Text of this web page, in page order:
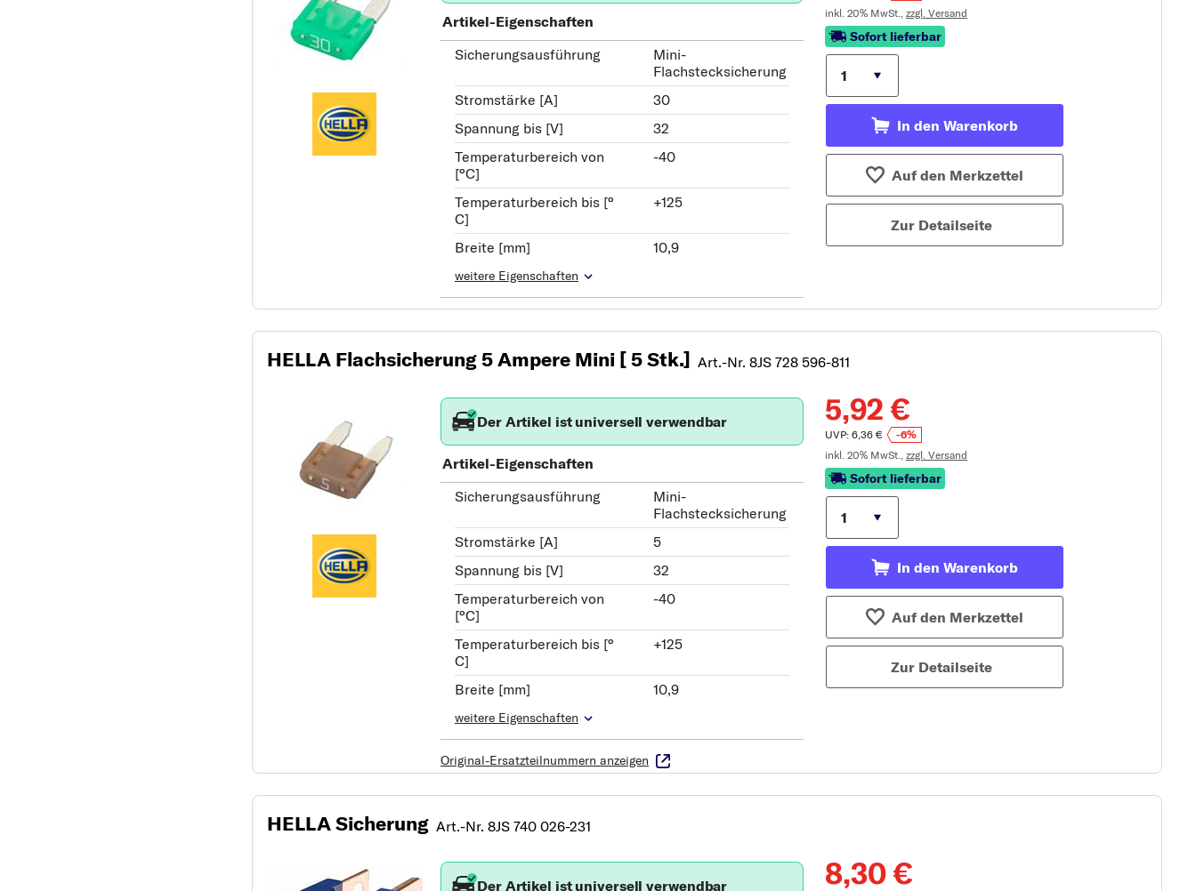
Artikel-Eigenschaften
Sicherungsausführung
Mini-
Flachstecksicherung
Stromstärke [A]
30
Spannung bis [V]
32
Temperaturbereich von
[°C]
-40
Temperaturbereich bis [°
C]
+125
Breite [mm] 10,9
weitere Eigenschaften
inkl. 20% MwSt., zzgl. Versand
Sofort lieferbar
In den Warenkorb
Auf den Merkzettel
Zur Detailseite
HELLA Flachsicherung 5 Ampere Mini [ 5 Stk.] Art.-Nr. 8JS 728 596-811
Der Artikel ist universell verwendbar
Artikel-Eigenschaften
Sicherungsausführung
Mini-
Flachstecksicherung
Stromstärke [A]
5
Spannung bis [V]
32
Temperaturbereich von
[°C]
-40
Temperaturbereich bis [°
C]
+125
Breite [mm] 10,9
weitere Eigenschaften
Original-Ersatzteilnummern anzeigen
5,92 €
UVP: 6,36 €
-6%
inkl. 20% MwSt., zzgl. Versand
Sofort lieferbar
In den Warenkorb
Auf den Merkzettel
Zur Detailseite
HELLA Sicherung Art.-Nr. 8JS 740 026-231
Der Artikel ist universell verwendbar 8,30 €